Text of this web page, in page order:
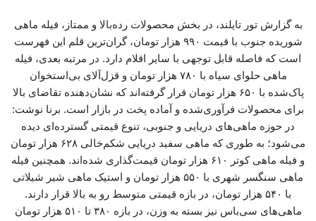
به گزارش تور تایلند، در بخش محصولات رده‌بالا و ممتاز، فیله ماهی
شوریده جنوب با قیمت ۹۹۰ هزار تومان، گران‌ترین قلم این فهرست
است که فاصله قابل توجهی با سایر اقلام دارد. در مرتبه بعدی، فیله
ماهی حلوای سیاه با ۷۸۰ هزار تومان و قزل‌آلای بی‌استخوان
پاک‌شده با ۶۵۰ هزار تومان قرار گرفته‌اند که نشان‌دهنده تقاضای بالا
برای محصولات فرآوری‌شده و آماده پخت در بازار است. برنا نوشت:
در حوزه ماهی‌های دریایی و جنوبی، تنوع قیمتی گسترده‌ای دیده
می‌شود؛ به طوری که ماهی سفید دریایی شکم‌خالی ۶۲۸ هزار تومان
و فیله ماهی کوتر ۶۱۰ هزار تومان قیمت‌گذاری شده‌اند. همچنین فیله
ماهی سنگسر شهری با ۵۵۰ هزار تومان و استیک ماهی شیر شیلاتی
با ۵۴۰ هزار تومان، در بازه قیمتی متوسط رو به بالا قرار دارند.
ماهی‌های سی‌باس نیز بسته به وزن، در بازه ۳۸۰ تا ۵۱۰ هزار تومان